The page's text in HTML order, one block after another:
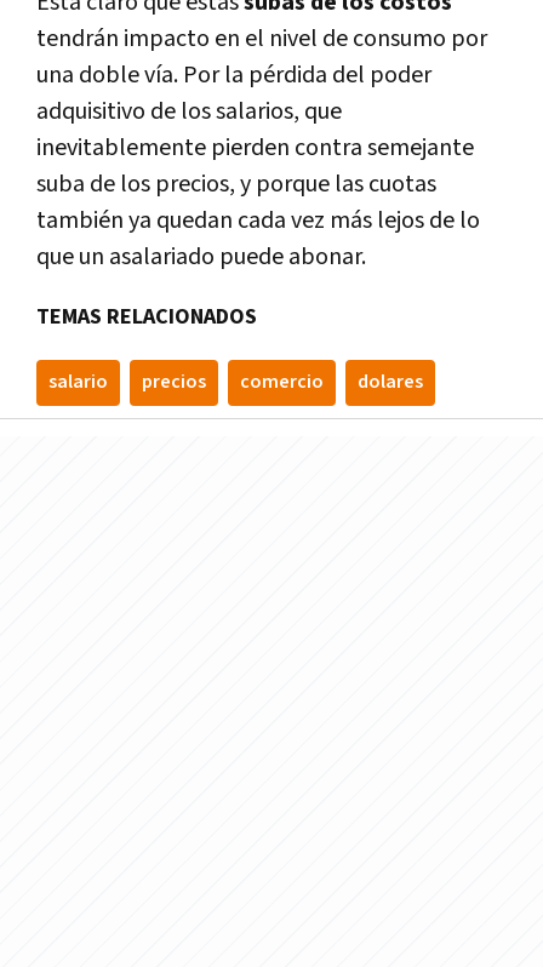
tendrán impacto en el nivel de consumo por
una doble vía. Por la pérdida del poder
adquisitivo de los salarios, que
inevitablemente pierden contra semejante
suba de los precios, y porque las cuotas
también ya quedan cada vez más lejos de lo
que un asalariado puede abonar.
TEMAS RELACIONADOS
salario precios comercio dolares